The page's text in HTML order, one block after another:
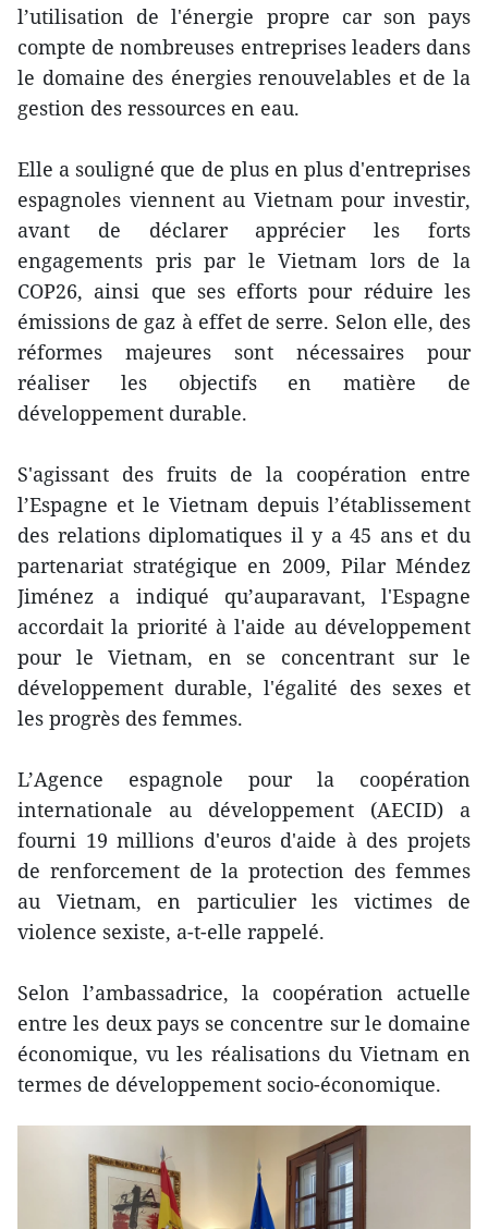
l’utilisation de l'énergie propre car son pays
compte de nombreuses entreprises leaders dans
le domaine des énergies renouvelables et de la
gestion des ressources en eau.
Elle a souligné que de plus en plus d'entreprises
espagnoles viennent au Vietnam pour investir,
avant de déclarer apprécier les forts
engagements pris par le Vietnam lors de la
COP26, ainsi que ses efforts pour réduire les
émissions de gaz à effet de serre. Selon elle, des
réformes majeures sont nécessaires pour
réaliser les objectifs en matière de
développement durable.
S'agissant des fruits de la coopération entre
l’Espagne et le Vietnam depuis l’établissement
des relations diplomatiques il y a 45 ans et du
partenariat stratégique en 2009, Pilar Méndez
Jiménez a indiqué qu’auparavant, l'Espagne
accordait la priorité à l'aide au développement
pour le Vietnam, en se concentrant sur le
développement durable, l'égalité des sexes et
les progrès des femmes.
L’Agence espagnole pour la coopération
internationale au développement (AECID) a
fourni 19 millions d'euros d'aide à des projets
de renforcement de la protection des femmes
au Vietnam, en particulier les victimes de
violence sexiste, a-t-elle rappelé.
Selon l’ambassadrice, la coopération actuelle
entre les deux pays se concentre sur le domaine
économique, vu les réalisations du Vietnam en
termes de développement socio-économique.